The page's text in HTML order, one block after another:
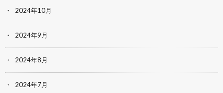
2024年10月
2024年9月
2024年8月
2024年7月